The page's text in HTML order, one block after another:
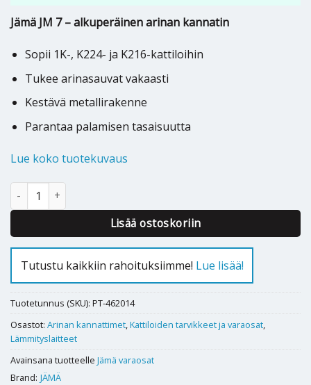
Jämä JM 7 – alkuperäinen arinan kannatin
Sopii 1K-, K224- ja K216-kattiloihin
Tukee arinasauvat vakaasti
Kestävä metallirakenne
Parantaa palamisen tasaisuutta
Lue koko tuotekuvaus
Arinan kannatin Jämä JM 7 - 1K, K224, K216 määrä
Lisää ostoskoriin
Tutustu kaikkiin rahoituksiimme! Lue lisää!
Tuotetunnus (SKU): PT-462014
Osastot: Arinan kannattimet,Kattiloiden tarvikkeet ja varaosat,
Lämmityslaitteet
Avainsana tuotteelle Jämä varaosat
Brand: JÄMÄ